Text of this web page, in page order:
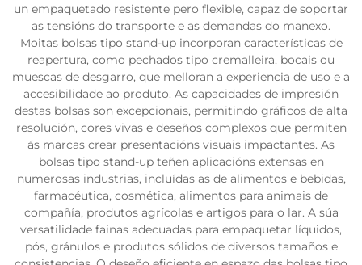
un empaquetado resistente pero flexible, capaz de soportar
as tensións do transporte e as demandas do manexo.
Moitas bolsas tipo stand-up incorporan características de
reapertura, como pechados tipo cremalleira, bocais ou
muescas de desgarro, que melloran a experiencia de uso e a
accesibilidade ao produto. As capacidades de impresión
destas bolsas son excepcionais, permitindo gráficos de alta
resolución, cores vivas e deseños complexos que permiten
ás marcas crear presentacións visuais impactantes. As
bolsas tipo stand-up teñen aplicacións extensas en
numerosas industrias, incluídas as de alimentos e bebidas,
farmacéutica, cosmética, alimentos para animais de
compañía, produtos agrícolas e artigos para o lar. A súa
versatilidade fainas adecuadas para empaquetar líquidos,
pós, gránulos e produtos sólidos de diversos tamaños e